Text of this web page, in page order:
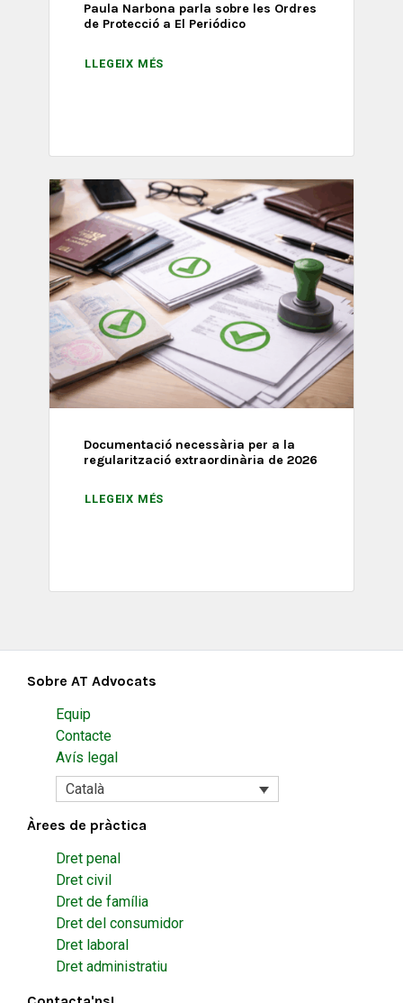
Paula Narbona parla sobre les Ordres
de Protecció a El Periódico
LLEGEIX MÉS
Documentació necessària per a la
regularització extraordinària de 2026
LLEGEIX MÉS
Sobre AT Advocats
Equip
Contacte
Avís legal
Català
Àrees de pràctica
Dret penal
Dret civil
Dret de família
Dret del consumidor
Dret laboral
Dret administratiu